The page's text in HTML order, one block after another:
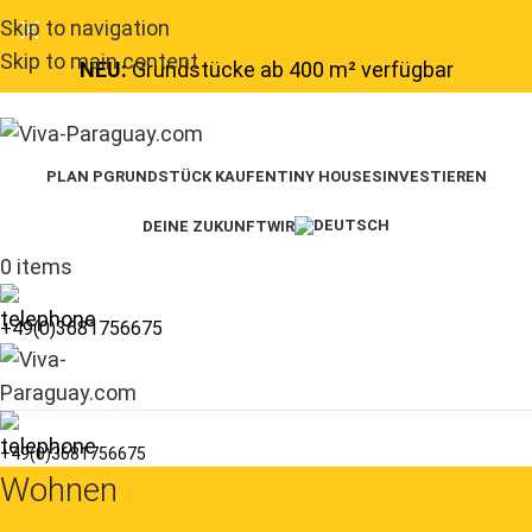
Skip to navigation
Skip to main content
NEU:Grundstücke ab 400 m² verfügbar
PLAN PGRUNDSTÜCK KAUFENTINY HOUSESINVESTIEREN
DEINE ZUKUNFTWIR
0 items
+49(0)3681756675
+49(0)3681756675
Wohnen